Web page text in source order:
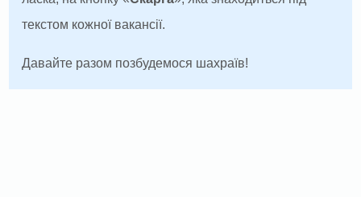
текстом кожної вакансії.
Давайте разом позбудемося шахраїв!